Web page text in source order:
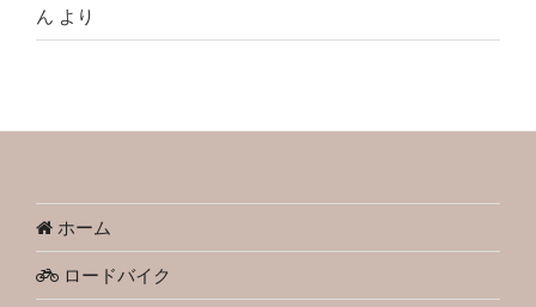
ん より
ホーム
ロードバイク